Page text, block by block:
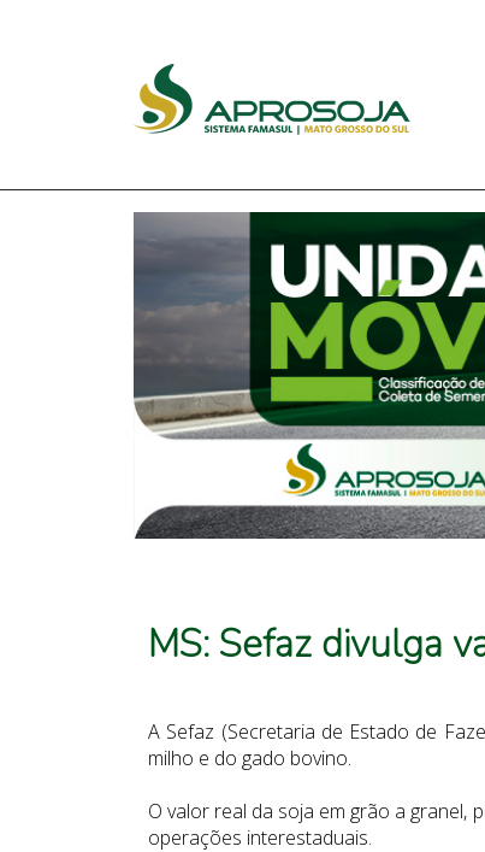
MS: Sefaz divulga
A Sefaz (Secretaria de Estado de
milho e do gado bovino.
O valor real da soja em grão a granel,
operações interestaduais.